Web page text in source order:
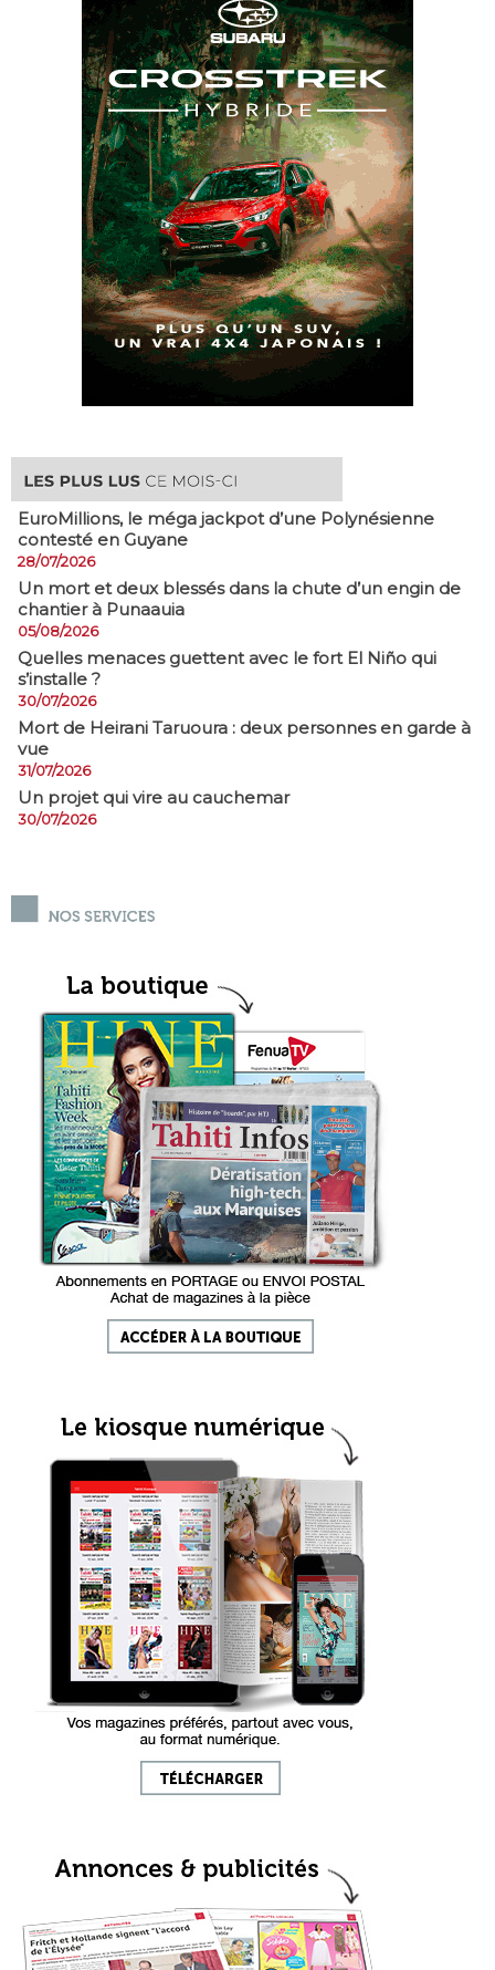
EuroMillions, ​le méga jackpot d’une Polynésienne
contesté en Guyane
28/07/2026
​Un mort et deux blessés dans la chute d’un engin de
chantier à Punaauia
05/08/2026
Quelles menaces guettent avec le fort El Niño qui
s’installe ?
30/07/2026
Mort de Heirani Taruoura : deux personnes en garde à
vue
31/07/2026
Un projet qui vire au cauchemar
30/07/2026